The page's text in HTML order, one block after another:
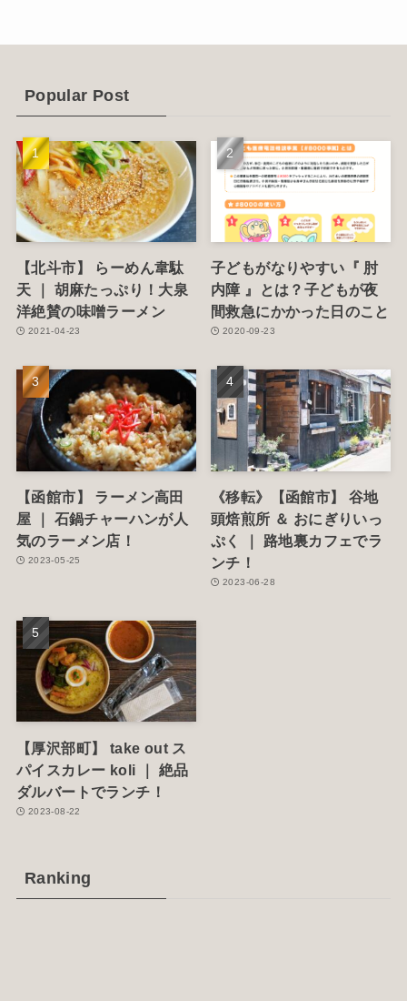
(4)
(1)
(5)
Popular Post
【北斗市】 らーめん韋駄
天 ｜ 胡麻たっぷり！大泉
洋絶賛の味噌ラーメン
2021-04-23
子どもがなりやすい『 肘
内障 』とは？子どもが夜
間救急にかかった日のこと
2020-09-23
【函館市】 ラーメン高田
屋 ｜ 石鍋チャーハンが人
気のラーメン店！
2023-05-25
《移転》【函館市】 谷地
頭焙煎所 ＆ おにぎりいっ
ぷく ｜ 路地裏カフェでラ
ンチ！
2023-06-28
【厚沢部町】 take out ス
パイスカレー koli ｜ 絶品
ダルバートでランチ！
2023-08-22
Ranking